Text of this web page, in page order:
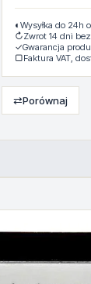
◐ Wysyłka do 24h
↻Zwrot 14 dni
✓Gwarancja
▢Faktura VAT,
⇄Porównaj